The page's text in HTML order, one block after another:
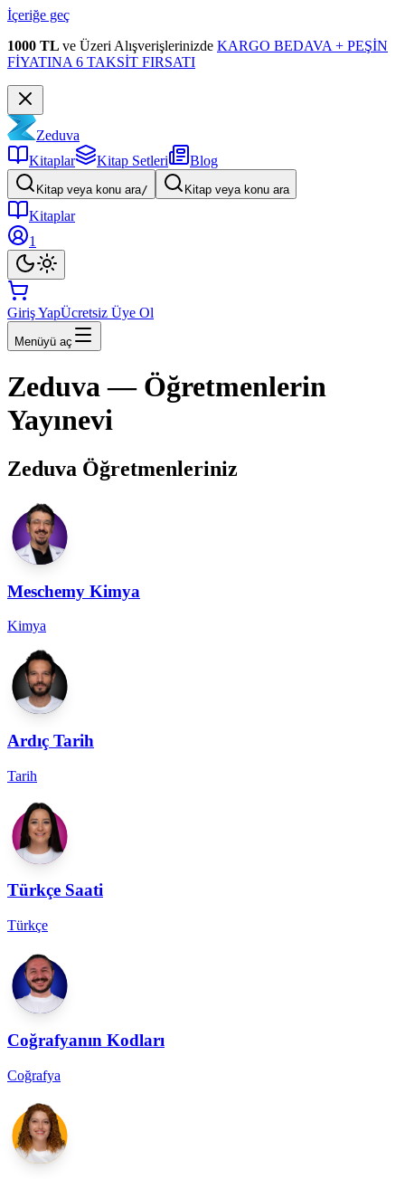
İçeriğe geç
1000 TL ve Üzeri Alışverişlerinizde KARGO BEDAVA + PEŞİN
FİYATINA 6 TAKSİT FIRSATI
Zeduva
Kitaplar
Kitap Setleri Blog
Kitap veya konu ara/ Kitap veya konu ara
Kitaplar
1
Giriş YapÜcretsiz Üye Ol
Menüyü aç
Zeduva — Öğretmenlerin
Yayınevi
Zeduva Öğretmenleriniz
Meschemy Kimya
Kimya
Ardıç Tarih
Tarih
Türkçe Saati
Türkçe
Coğrafyanın Kodları
Coğrafya